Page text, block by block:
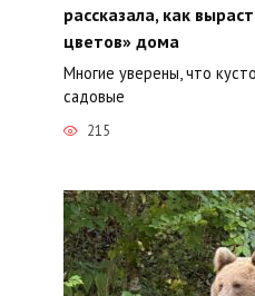
рассказала, как
цветов» дома
Многие уверены, что
садовые
215